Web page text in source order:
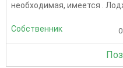
необходимая, имеется .
Собственник